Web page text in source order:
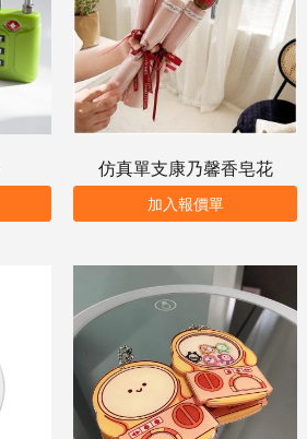
仿真單支康乃馨香皂花
加入報價單